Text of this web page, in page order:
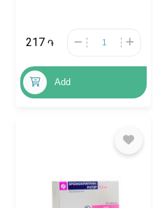
217 ֏
Add